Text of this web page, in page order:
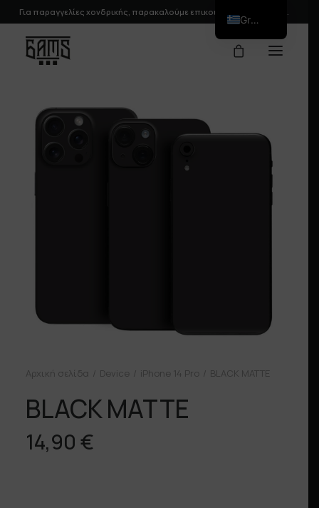
Για παραγγελίες χονδρικής, παρακαλούμε επικοινωνήστε μαζί μας.
Αρχική σελίδα Device iPhone 14 Pro BLACK MATTE
BLACK MATTE
14,90 €
Greek